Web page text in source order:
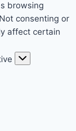
browsing
consenting or
affect certain